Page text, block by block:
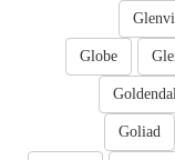
Globe
Goliad